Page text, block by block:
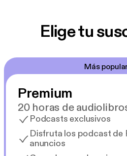
Elige tu
Más
Premium
20 horas de
Podcasts exclusivos
Disfruta los podcast de
anuncios